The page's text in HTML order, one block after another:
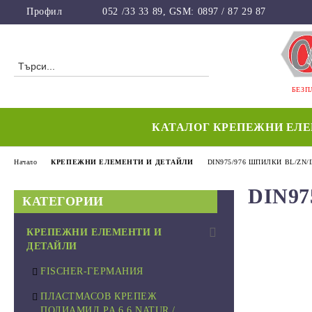
Профил 052 /33 33 89, GSM: 0897 / 87 29 87
КАТАЛОГ КРЕПЕЖНИ
КАТЕГОРИИ
КРЕПЕЖНИ ЕЛЕМЕНТИ И
ДЕТАЙЛИ
FISCHER-ГЕРМАНИЯ
ПЛАСТМАСОВ КРЕПЕЖ
Начало КРЕПЕЖНИ ЕЛЕМЕНТИ И ДЕТАЙЛИ DIN975/976 ШПИЛКИ BL/ZN/